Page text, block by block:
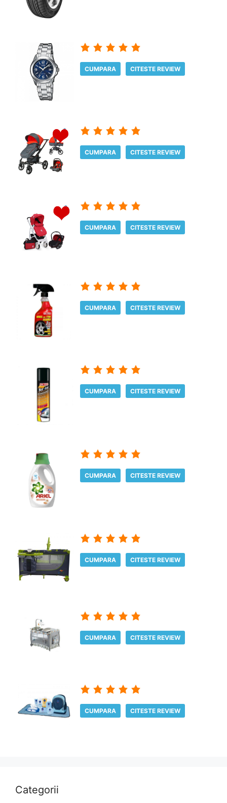
CUMPARA CITESTE REVIEW
CUMPARA CITESTE REVIEW
CUMPARA CITESTE REVIEW
CUMPARA CITESTE REVIEW
CUMPARA CITESTE REVIEW
CUMPARA CITESTE REVIEW
CUMPARA CITESTE REVIEW
CUMPARA CITESTE REVIEW
CUMPARA CITESTE REVIEW
Categorii